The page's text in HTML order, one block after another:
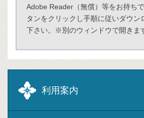
Adobe Reader（無償）等をお持ちで
タンをクリックし手順に従いダウン
下さい。※別のウィンドウで開きま
利用案内